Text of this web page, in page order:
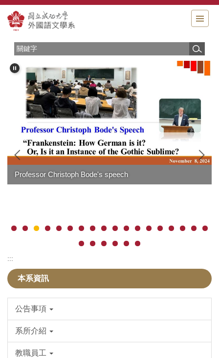
跳
到
主
區
賀～ 本系高郁婷老師獲 臺灣綜合大學系統
創新研發成果優等獎
:::
本系資訊
公告事項
系所介紹
教職員工